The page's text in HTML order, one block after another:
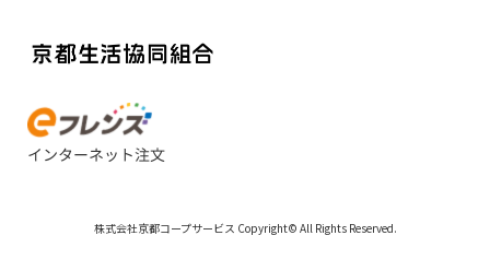
株式会社京都コープサービス Copyright© All Rights Reserved.